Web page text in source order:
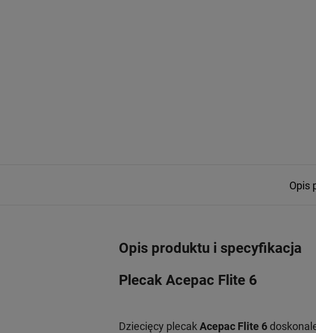
Opis
Opis produktu i specyfikacja
Plecak Acepac Flite 6
Dziecięcy plecakAcepac Flite 6